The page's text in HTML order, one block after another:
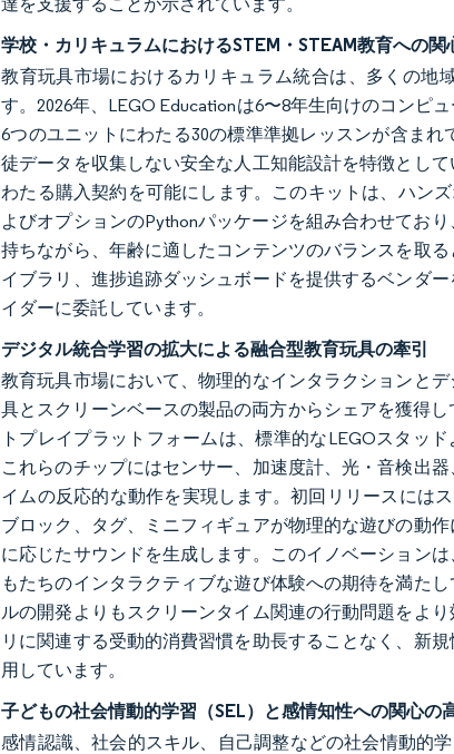
学校・カリキュラムにおけるSTEM・STEAM教育への関
教育玩具市場におけるカリキュラム統合は、多くの地
す。2026年、LEGO Educationは6〜8年生向けのコンピ
6つのユニットにわたる30の標準準拠レッスンが含ま
徒データを収集しない安全な人工知能設計を特徴とし
わたる購入契約を可能にします。このキットは、ハン
よびオプションのPythonパッケージを組み合わせてお
持ちながら、年齢に適したコンテンツのバランスを取
イブラリ、進捗追跡ダッシュボードを提供するベンダ
イダーに委託しています。
デジタル統合学習の拡大による融合型教育玩具の牽引
教育玩具市場において、物理的なインタラクションと
具とスクリーンベースの製品の両方からシェアを獲得
トプレイプラットフォームは、標準的なLEGOスタッ
これらのチップにはセンサー、加速度計、光・音検出
イムの反応的な動作を実現します。初回リリースには
ブロック、タグ、ミニフィギュアが物理的な遊びの動
に応じたサウンドを生成します。このイノベーション
もたちのインタラクティブな遊び体験への期待を満た
ルの開発よりもスクリーンタイム関連の行動問題をよ
リに関連する受動的消費習慣を助長することなく、新
用しています。
子どもの社会情動的学習（SEL）と感情知性への関心の
感情認識、社会的スキル、自己調整などの社会情動的